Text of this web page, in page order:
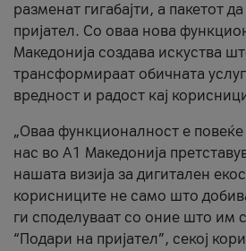
разменат гигабајти, а пакетот
пријател. Со оваа нова
Македонија создава искуства
трансформираат обичната
вредност и радост кај
„Оваа функционалност е повеќе
нас во А1 Македонија
нашата визија за дигитален
корисниците не само што
ги споделуваат со оние што им
“Подари на пријател”, секој